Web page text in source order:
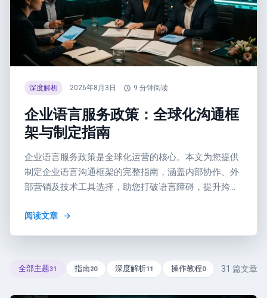
深度解析 2026年8月3日 9 分钟阅读
企业语言服务政策：全球化沟通框
架与制定指南
企业语言服务政策是全球化运营的核心。本文为您提供
制定企业语言沟通框架的完整指南，涵盖内部协作、外
部营销及技术工具选择，助您打破语言障碍，提升跨国
阅读文章
全部主题31 指南20 深度解析11 操作教程0 31 篇文章